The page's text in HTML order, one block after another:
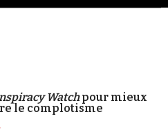
Watchpour mieux
le complotisme